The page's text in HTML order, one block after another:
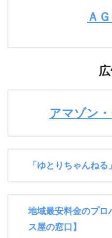
Ａ
アマゾン
「ゆとりちゃんね
地域最安料金のプロ
ス屋の窓口】